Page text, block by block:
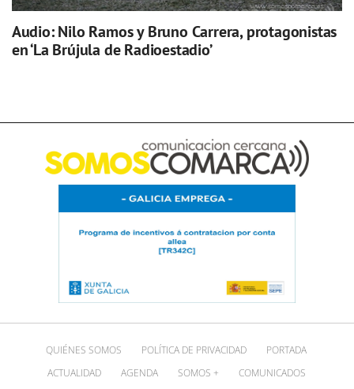
Audio: Nilo Ramos y Bruno Carrera, protagonistas
en ‘La Brújula de Radioestadio’
QUIÉNES SOMOS POLÍTICA DE PRIVACIDAD
PORTADA
ACTUALIDAD
AGENDA SOMOS + COMUNICADOS